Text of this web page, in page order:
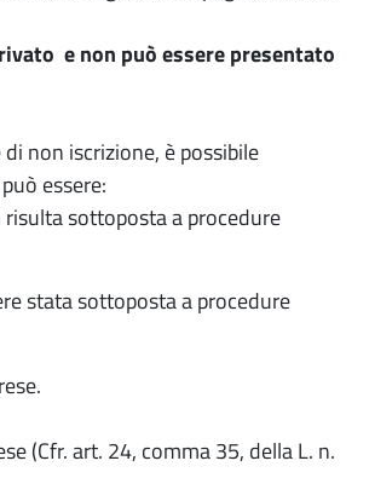
e non può essere presentato
non iscrizione, è possibile
essere:
sottoposta a procedure
stata sottoposta a procedure
(Cfr. art. 24, comma 35, della L. n.